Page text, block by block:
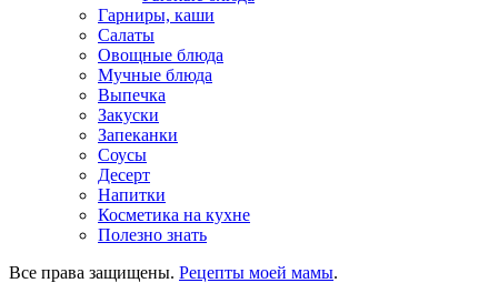
Гарниры, каши
Салаты
Овощные блюда
Мучные блюда
Выпечка
Закуски
Запеканки
Соусы
Десерт
Напитки
Косметика на кухне
Полезно знать
Все права защищены. Рецепты моей мамы.